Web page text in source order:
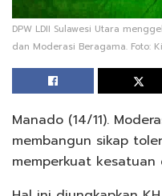
DPW LDII Sulawesi Utara
dan Moderasi Beragama. Foto:
Manado (14/11).
membangun sikap
memperkuat